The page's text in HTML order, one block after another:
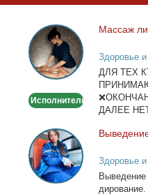
Массаж
лица
и
тела
Исполнитель
Мас­саж
Здоровье и
ДЛЯ ТЕХ
ДАЛЕЕ
Выведение
из
запоя.
Капельница,
Здоровье и